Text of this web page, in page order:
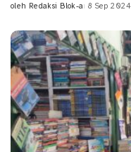
Posted
oleh Redaksi Blok-a 8 Sep 2024